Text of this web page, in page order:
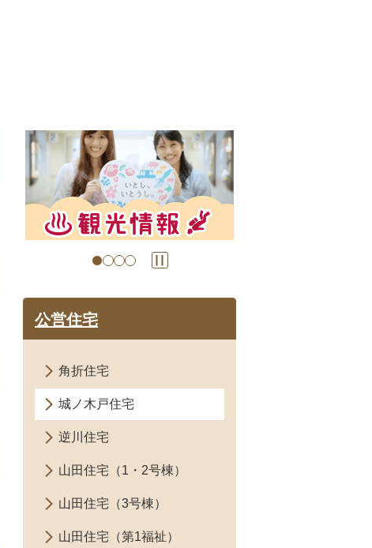
枚
目
の
ド
枚
目
の
ド
公営住宅
角折住宅
城ノ木戸住宅
逆川住宅
山田住宅（1・2号棟）
山田住宅（3号棟）
山田住宅（第1福祉）